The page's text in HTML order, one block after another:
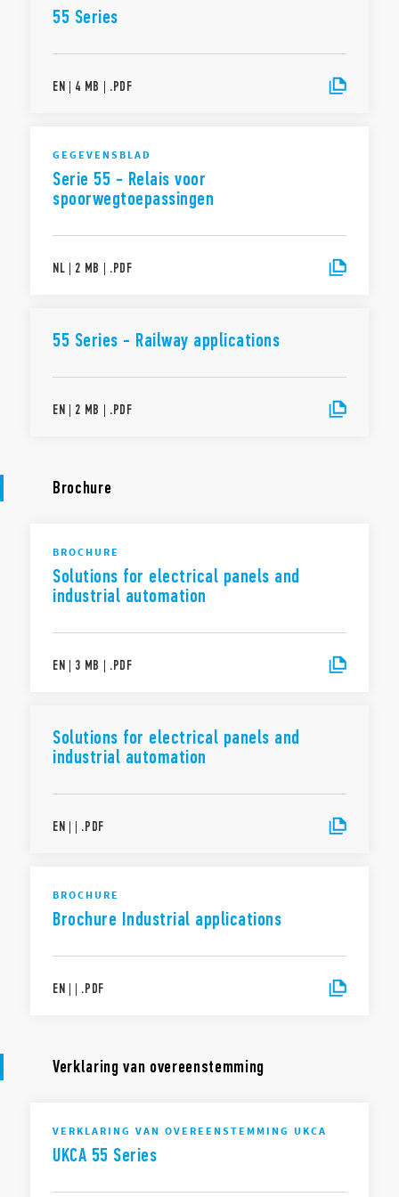
55 Series
EN | 4 MB | .PDF
GEGEVENSBLAD
Serie 55 - Relais voor
spoorwegtoepassingen
NL | 2 MB | .PDF
55 Series - Railway applications
EN | 2 MB | .PDF
Brochure
BROCHURE
Solutions for electrical panels and
industrial automation
EN | 3 MB | .PDF
Solutions for electrical panels and
industrial automation
EN | | .PDF
BROCHURE
Brochure Industrial applications
EN | | .PDF
Verklaring van overeenstemming
VERKLARING VAN OVEREENSTEMMING UKCA
UKCA 55 Series